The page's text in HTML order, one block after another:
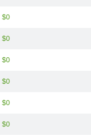
$0
$0
$0
$0
$0
$0